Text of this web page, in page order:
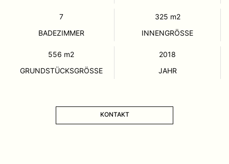
7
BADEZIMMER
325 m2
INNENGRÖSSE
556 m2
GRUNDSTÜCKSGRÖSSE
2018
JAHR
KONTAKT